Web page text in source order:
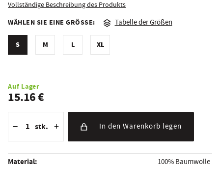
Vollständige Beschreibung des Produkts
WÄHLEN SIE EINE GRÖSSE: Tabelle der Größen
S M L XL
Auf Lager
15.16 €
− stk. + In den Warenkorb legen
Material: 100% Baumwolle